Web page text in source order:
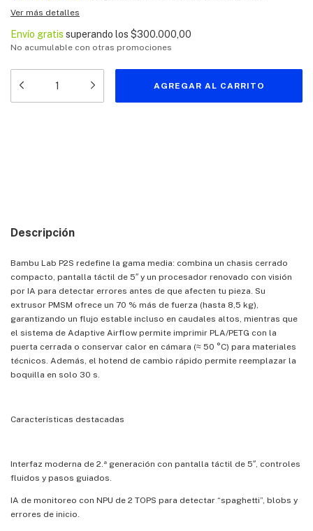
Ver más detalles
Envío gratis superando los $300.000,00
No acumulable con otras promociones
Descripción
Bambu Lab P2S redefine la gama media: combina un chasis cerrado
compacto, pantalla táctil de 5″ y un procesador renovado con visión
por IA para detectar errores antes de que afecten tu pieza. Su
extrusor PMSM ofrece un 70 % más de fuerza (hasta 8,5 kg),
garantizando un flujo estable incluso en caudales altos, mientras que
el sistema de Adaptive Airflow permite imprimir PLA/PETG con la
puerta cerrada o conservar calor en cámara (≈ 50 °C) para materiales
técnicos. Además, el hotend de cambio rápido permite reemplazar la
boquilla en solo 30 s.
Características destacadas
Interfaz moderna de 2.ª generación con pantalla táctil de 5″, controles
fluidos y pasos guiados.
IA de monitoreo con NPU de 2 TOPS para detectar “spaghetti”, blobs y
errores de inicio.